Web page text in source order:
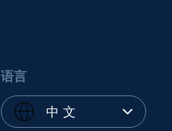
语言
中 文